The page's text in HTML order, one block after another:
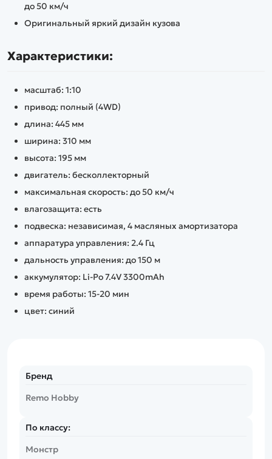
до 50 км/ч
Оригинальный яркий дизайн кузова
Характеристики:
масштаб: 1:10
привод: полный (4WD)
длина: 445 мм
ширина: 310 мм
высота: 195 мм
двигатель: бесколлекторный
максимальная скорость: до 50 км/ч
влагозащита: есть
подвеска: независимая, 4 масляных амортизатора
аппаратура управления: 2.4 Гц
дальность управления: до 150 м
аккумулятор: Li-Po 7.4V 3300mAh
время работы: 15-20 мин
цвет: синий
Бренд
Remo Hobby
По классу:
Монстр